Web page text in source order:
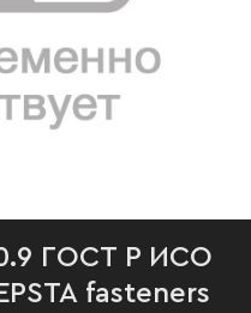
ГОСТ Р ИСО
fasteners